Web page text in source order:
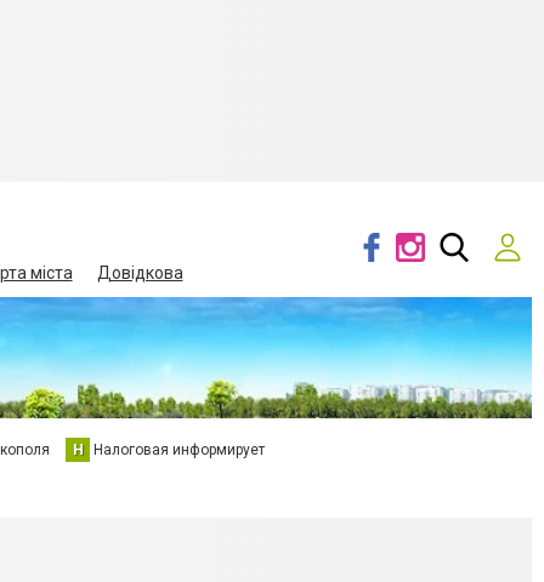
міста Довідкова
Н Налоговая информирует